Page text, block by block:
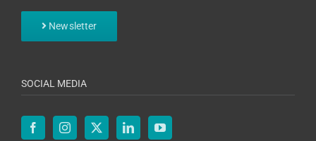
Newsletter
SOCIAL MEDIA